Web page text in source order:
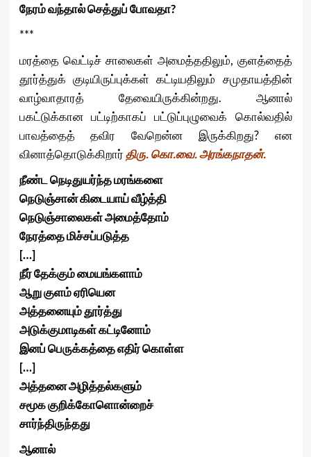
நேரம் வந்தால் செத்துப் போவதா?
***
மரத்தை வெட்டிச் சாலைகள் அமைத்ததிலும், குளத்தைத்
தூர்த்துக் குடியிருப்புக்கள் கட்டியதிலும் சமுதாயத்தின்
வாழ்வாதாரத் தேவையிருக்கின்றது. ஆனால்
பகட்டுக்கான பட்டிற்காகப் பட்டுப்புழுவைக் கொல்வதில்
பாவத்தைத் தவிர வேறென்ன இருக்கிறது? என
வினாத்தொடுக்கிறார்திரு. கொ.வை. அரங்கநாதன்.
நீண்ட நெடிதுயர்ந்த மரங்களை
நெடுஞ்சான் கிடையாய் வீழ்த்தி
நெடுஞ்சாலைகள் அமைத்தோம்
நேரத்தை மிச்சப்படுத்த
[…]
நீர் தேக்கும் மையங்களாம்
ஆறு குளம் ஏரியென
அத்தனையும் தூர்த்து
அடுக்குமாடிகள் கட்டினோம்
இனப் பெருக்கத்தை எதிர் கொள்ள
[…]
அத்தனை அழித்தல்களும்
சமூக குறிக்கோளொன்றைச்
சார்ந்திருந்தது
ஆனால்